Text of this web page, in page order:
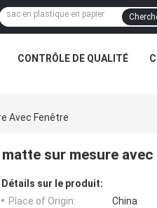
CONTRÔLE DE QUALITÉ
Avec Fenêtre
sur mesure
Détails sur le produit:
Place of Origin:
China